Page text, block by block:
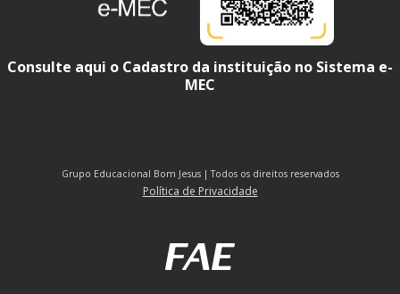
Consulte aqui o Cadastro da instituição no Sistema e-
MEC
Grupo Educacional Bom Jesus | Todos os direitos reservados
Política de Privacidade